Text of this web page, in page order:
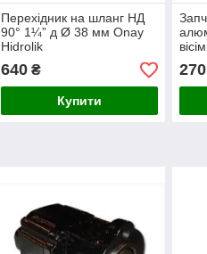
Перехідник на шланг НД
90° 1¼” д Ø 38 мм Onay
Hidrolik
640₴
Купити
270